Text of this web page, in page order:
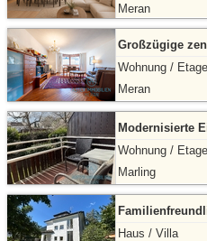
Meran
Großzügige
Wohnung / Etage
Meran
Modernisierte
Wohnung / Etage
Marling
Haus / Villa